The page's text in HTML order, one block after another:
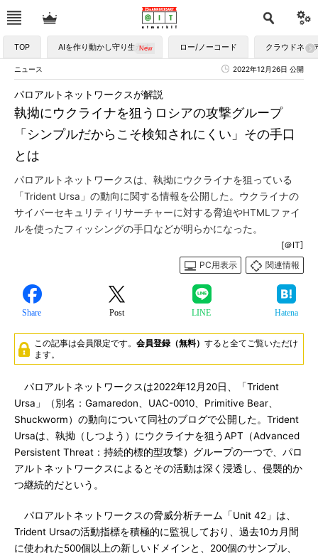
TOP AIを作り動かし守り生かす ロー/ノーコード クラウドネイ
ニュース 2022年12月26日 公開
執拗にウクライナを狙うロシアの攻撃グループ
「シンプルだからこそ検知されにくい」その手口
とは
パロアルトネットワークスが解説
パロアルトネットワークスは、執拗にウクライナを狙っている
「Trident Ursa」の動向に関する情報を公開した。ウクライナの
サイバーセキュリティリサーチャーに対する脅迫やHTMLファイ
ルを使ったフィッシングの手口などが明らかになった。
[＠IT]
PC用表示
関連情報
Share Post LINE Hatena
この記事は会員限定です。 会員登録（無料） すると全てご覧いただけ
ます。
パロアルトネットワークスは2022年12月20日、「Trident
Ursa」（別名：Gamaredon、UAC-0010、Primitive Bear、
Shuckworm）の動向について同社のブログで公開した。Trident
Ursaは、執拗（しつよう）にウクライナを狙うAPT（Advanced
Persistent Threat：持続的標的型攻撃）グループの一つで、パロ
アルトネットワークスによるとその活動は深く浸透し、侵襲的か
つ継続的だという。
パロアルトネットワークスの脅威分析チーム「Unit 42」は、
Trident Ursaの活動指標を積極的に監視しており、過去10カ月間
に使われた500個以上の新しいドメインと、200個のサンプル、